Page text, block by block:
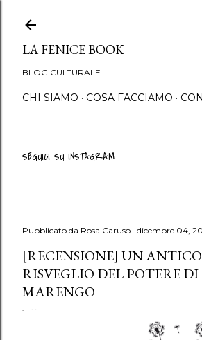
Passa
LA FENICE BOOK
BLOG CULTURALE
CHI SIAMO COSA FACCIAMO
SEGUICI SU INSTAGRAM
Pubblicato da Rosa Caruso dicembre 04,
[RECENSIONE] UN
RISVEGLIO DEL POTERE
MARENGO